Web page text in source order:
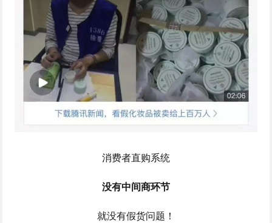
消费者直购系统
没有中间商环节
就没有假货问题！